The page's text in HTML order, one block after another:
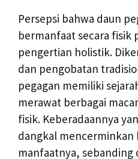
Persepsi bahwa daun
bermanfaat secara fisik
pengertian holistik.
dan pengobatan
pegagan memiliki
merawat berbagai
fisik. Keberadaannya
dangkal mencerminkan
manfaatnya,